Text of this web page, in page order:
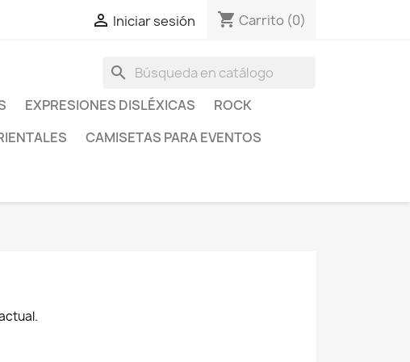
 Iniciar sesión shopping_cart Carrito (0)
search
EXPRESIONES DISLÉXICAS
ROCK
CAMISETAS PARA EVENTOS